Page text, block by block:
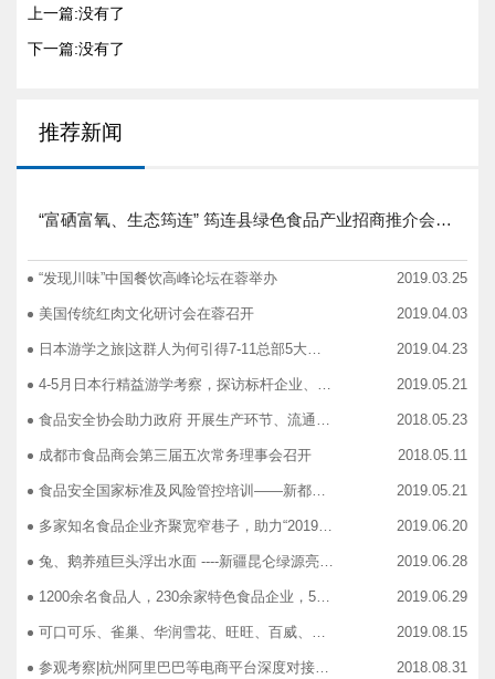
上一篇:没有了
下一篇:没有了
推荐新闻
“富硒富氧、生态筠连” 筠连县绿色食品产业招商推介会圆满举行
“发现川味”中国餐饮高峰论坛在蓉举办 2019.03.25
美国传统红肉文化研讨会在蓉召开 2019.04.03
日本游学之旅|这群人为何引得7-11总部5大高管集团出动 2019.04.23
4-5月日本行精益游学考察，探访标杆企业、解析成功密码 2019.05.21
食品安全协会助力政府 开展生产环节、流通环节、餐饮环节培训会 2018.05.23
成都市食品商会第三届五次常务理事会召开 2018.05.11
食品安全国家标准及风险管控培训——新都站、广汉站、简阳站 2019.05.21
多家知名食品企业齐聚宽窄巷子，助力“2019食品安全宣传周” 2019.06.20
兔、鹅养殖巨头浮出水面 ----新疆昆仑绿源亮相成都餐饮供应链展 引领绿色食材新高度 2019.06.28
1200余名食品人，230余家特色食品企业，50余家新零售平台齐聚成都“搞事情”！ 2019.06.29
可口可乐、雀巢、华润雪花、旺旺、百威、青岛啤酒，销售过亿的经销商等齐聚上海，只为2019中国快消品大会！ 2019.08.15
参观考察|杭州阿里巴巴等电商平台深度对接，仅剩3个名额！ 2018.08.31